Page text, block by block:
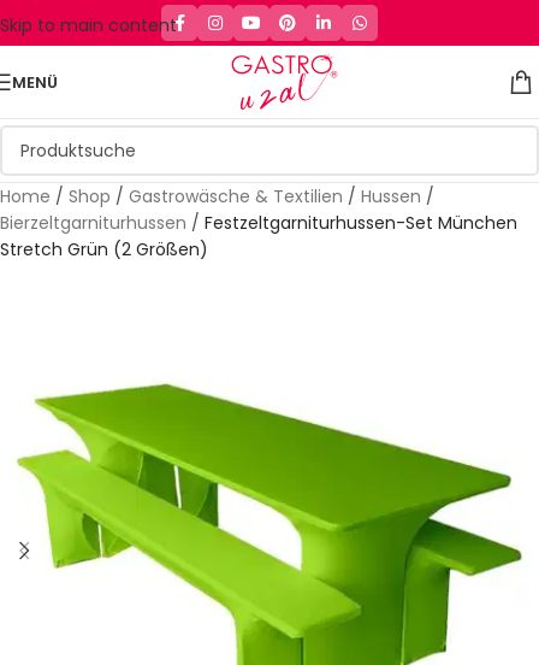
Skip to main content
MENÜ
Home / Shop / Gastrowäsche & Textilien / Hussen /
Bierzeltgarniturhussen / Festzeltgarniturhussen-Set München
Stretch Grün (2 Größen)